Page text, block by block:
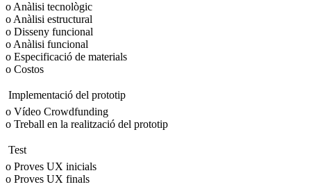
o Anàlisi tecnològic
o Anàlisi estructural
o Disseny funcional
o Anàlisi funcional
o Especificació de materials
o Costos
 Implementació del prototip
o Vídeo Crowdfunding
o Treball en la realització del prototip
 Test
o Proves UX inicials
o Proves UX finals